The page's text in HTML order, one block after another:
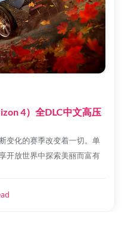
4）全DLC中文高压
变化的赛季改变着一切。单
开放世界中探索美丽而富有